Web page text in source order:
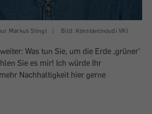
Markus Stingl | Bild: Konstantinoudi VKI
Was tun Sie, um die Erde ‚grüner’
Sie es mir! Ich würde Ihr
Nachhaltigkeit hier gerne